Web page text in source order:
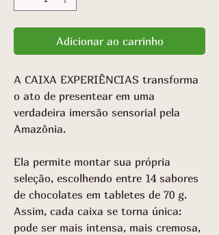
Adicionar ao carrinho
A CAIXA EXPERIÊNCIAS transforma
o ato de presentear em uma
verdadeira imersão sensorial pela
Amazônia.
Ela permite montar sua própria
seleção, escolhendo entre 14 sabores
de chocolates em tabletes de 70 g.
Assim, cada caixa se torna única:
pode ser mais intensa, mais cremosa,